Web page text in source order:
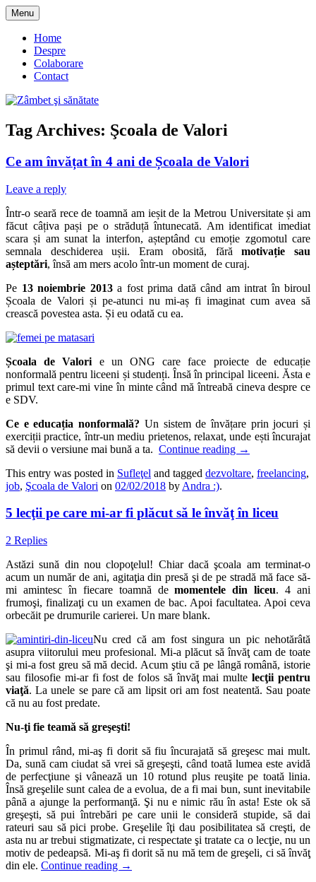
Skip
to
content
Zâmbet şi sănătate
Menu
Home
Despre
Colaborare
Contact
Tag Archives: Şcoala de Valori
Ce am învățat în 4 ani de Școala de Valori
Leave a reply
Într-o seară rece de toamnă am ieșit de la Metrou Universitate și am
făcut câțiva pași pe o străduță întunecată. Am identificat imediat
scara și am sunat la interfon, așteptând cu emoție zgomotul care
semnala deschiderea ușii. Eram obosită, fărămotivație sau
așteptări, însă am mers acolo într-un moment de curaj.
Pe 13 noiembrie 2013a fost prima dată când am intrat în biroul
Școala de Valori și pe-atunci nu mi-aș fi imaginat cum avea să
crească povestea asta. Și eu odată cu ea.
Școala de Valori e un ONG care face proiecte de educație
nonformală pentru liceeni și studenți. Însă în principal liceeni. Ăsta e
primul text care-mi vine în minte când mă întreabă cineva despre ce
e SDV.
Ce e educația nonformală? Un sistem de învățare prin jocuri și
exerciții practice, într-un mediu prietenos, relaxat, unde ești încurajat
să devii o versiune mai bună a ta. Continue reading →
This entry was posted in Sufleţel and tagged dezvoltare, freelancing,
job, Şcoala de Valori on 02/02/2018 by Andra :).
5 lecţii pe care mi-ar fi plăcut să le învăţ în liceu
2 Replies
Astăzi sună din nou clopoţelul! Chiar dacă şcoala am terminat-o
acum un număr de ani, agitaţia din presă şi de pe stradă mă face să-
mi amintesc în fiecare toamnă demomentele din liceu. 4 ani
frumoşi, finalizaţi cu un examen de bac. Apoi facultatea. Apoi ceva
orbecăit pe drumurile carierei. Un mare blank.
Nu cred că am fost singura un pic nehotărâtă
asupra viitorului meu profesional. Mi-a plăcut să învăţ cam de toate
şi mi-a fost greu să mă decid. Acum ştiu că pe lângă română, istorie
sau filosofie mi-ar fi fost de folos să învăţ mai multe lecţii pentru
viaţă. La unele se pare că am lipsit ori am fost neatentă. Sau poate
că nu au fost predate.
Nu-ţi fie teamă să greşeşti!
În primul rând, mi-aş fi dorit să fiu încurajată să greşesc mai mult.
Da, sună cam ciudat să vrei să greşeşti, când toată lumea este avidă
de perfecţiune şi vânează un 10 rotund plus reuşite pe toată linia.
Însă greşelile sunt calea de a evolua, de a fi mai bun, sunt inevitabile
până a ajunge la performanţă. Şi nu e nimic rău în asta! Este ok să
greşeşti, să pui întrebări pe care unii le consideră stupide, să dai
rateuri sau să pici probe. Greşelile îţi dau posibilitatea să creşti, de
asta nu ar trebui stigmatizate, ci respectate şi tratate ca o lecţie, nu un
motiv de pedeapsă. Mi-aş fi dorit să nu mă tem de greşeli, ci să învăţ
din ele. Continue reading →